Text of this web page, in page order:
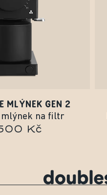
MLÝNEK GEN 2
na filtr
Kč